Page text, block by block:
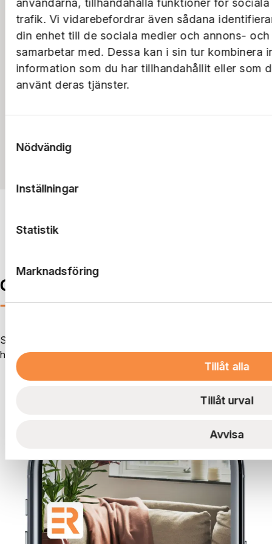
användarna, tillhandahålla funktioner för
trafik. Vi vidarebefordrar även sådana
din enhet till de sociala medier och annons-
samarbetar med. Dessa kan i sin tur kombinera
information som du har tillhandahållit eller som
använt deras tjänster.
Nödvändig
Inställningar
Statistik
Marknadsföring
Tillåt alla
Tillåt urval
Avvisa
Till rapporterna
Genvägen hem
—i mobilen
Skapa serviceärenden, ta emot information från oss som
hyresvärd och kommunicera med dina grannar.